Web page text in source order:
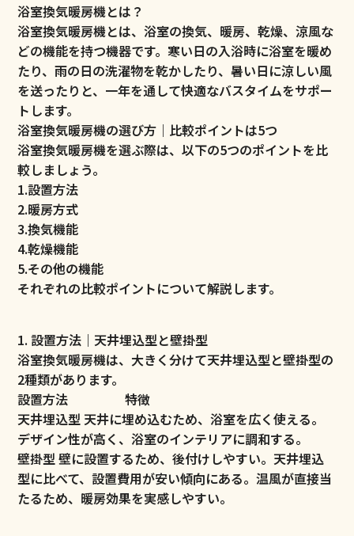
浴室換気暖房機とは？
浴室換気暖房機とは、浴室の換気、暖房、乾燥、涼風な
どの機能を持つ機器です。寒い日の入浴時に浴室を暖め
たり、雨の日の洗濯物を乾かしたり、暑い日に涼しい風
を送ったりと、一年を通して快適なバスタイムをサポー
トします。
浴室換気暖房機の選び方｜比較ポイントは5つ
浴室換気暖房機を選ぶ際は、以下の5つのポイントを比
較しましょう。
1.設置方法
2.暖房方式
3.換気機能
4.乾燥機能
5.その他の機能
それぞれの比較ポイントについて解説します。
1. 設置方法｜天井埋込型と壁掛型
浴室換気暖房機は、大きく分けて天井埋込型と壁掛型の
2種類があります。
設置方法 特徴
天井埋込型 天井に埋め込むため、浴室を広く使える。
デザイン性が高く、浴室のインテリアに調和する。
壁掛型 壁に設置するため、後付けしやすい。天井埋込
型に比べて、設置費用が安い傾向にある。温風が直接当
たるため、暖房効果を実感しやすい。